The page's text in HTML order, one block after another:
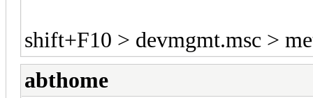
shift+F10 > devmgmt.msc >
abthome